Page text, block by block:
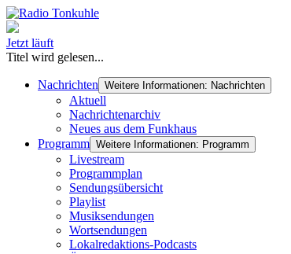
Jetzt läuft
Titel wird gelesen...
Nachrichten Weitere Informationen: Nachrichten
Aktuell
Nachrichtenarchiv
Neues aus dem Funkhaus
Programm Weitere Informationen: Programm
Livestream
Programmplan
Sendungsübersicht
Playlist
Musiksendungen
Wortsendungen
Lokalredaktions-Podcasts